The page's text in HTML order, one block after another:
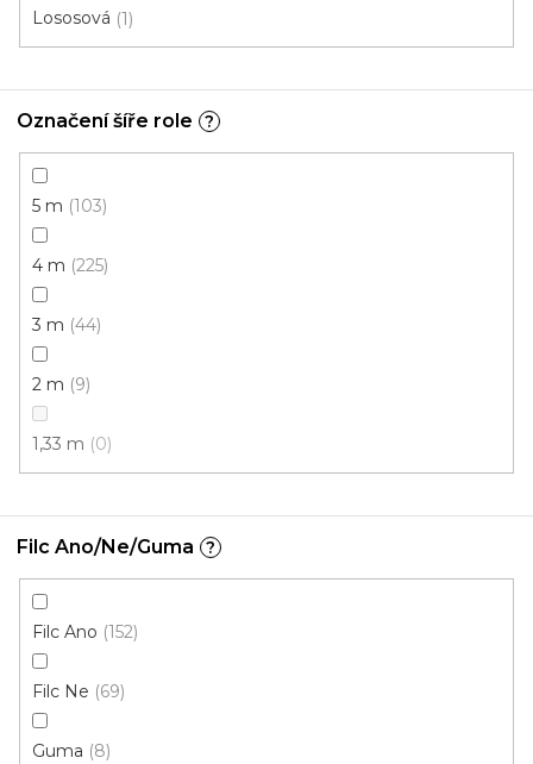
Lososová 1
Označení šíře role ?
5 m 103
4 m 225
3 m 44
2 m 9
1,33 m 0
Filc Ano/Ne/Guma ?
Filc Ano 152
Filc Ne 69
Guma 8
4 m
Metrážový koberec CASTOR 43
420 Kč